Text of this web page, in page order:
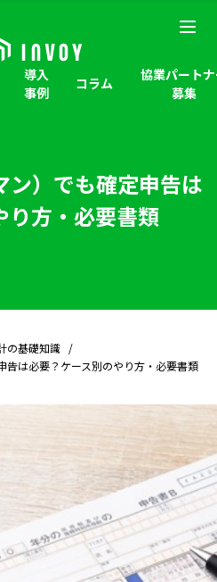
導入
事例
コラム
協業パート
募集
ン）でも確定申告は
り方・必要書類
の基礎知識
告は必要？ケース別のやり方・必要書類